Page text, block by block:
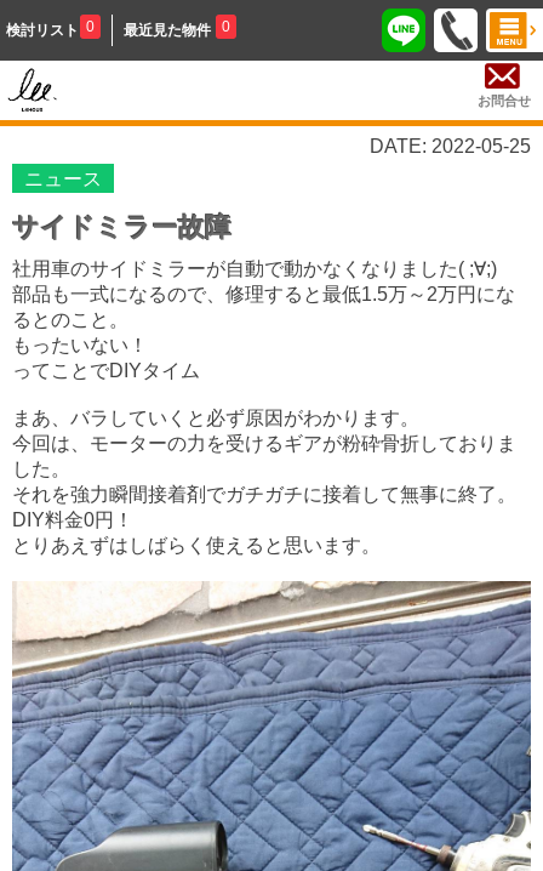
検討リスト 0 最近見た物件 0
お問合せ
DATE: 2022-05-25
ニュース
サイドミラー故障
社用車のサイドミラーが自動で動かなくなりました( ;∀;)
部品も一式になるので、修理すると最低1.5万～2万円にな
るとのこと。
もったいない！
ってことでDIYタイム
まあ、バラしていくと必ず原因がわかります。
今回は、モーターの力を受けるギアが粉砕骨折しておりま
した。
それを強力瞬間接着剤でガチガチに接着して無事に終了。
DIY料金0円！
とりあえずはしばらく使えると思います。